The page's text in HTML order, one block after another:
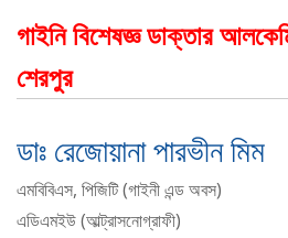
গাইনি বিশেষজ্ঞ ডাক্তার
শেরপুর
ডাঃ রেজোয়ানা পারভীন মিম
এমবিবিএস, পিজিটি (গাইনী এন্ড অবস)
এডিএমইউ (আল্ট্রাসনোগ্রাফী)